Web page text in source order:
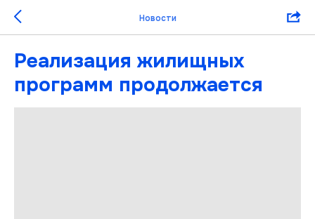
Новости
Реализация жилищных
программ продолжается